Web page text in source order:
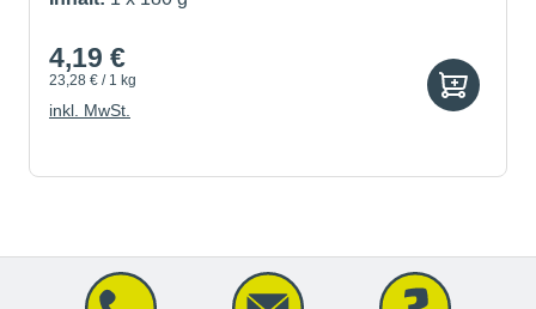
4,19 €
23,28 € / 1 kg
inkl. MwSt.